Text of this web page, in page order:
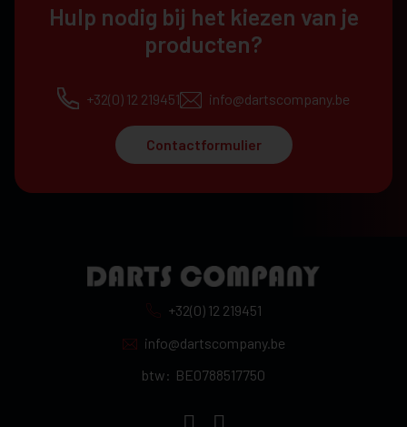
Hulp nodig bij het kiezen van je
producten?
+32(0) 12 219451 info@dartscompany.be
Contactformulier
+32(0) 12 219451
info@dartscompany.be
btw: BE0788517750